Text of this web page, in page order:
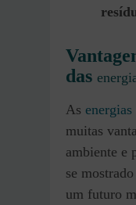
das
As
muitas
ambiente e
se
um futuro